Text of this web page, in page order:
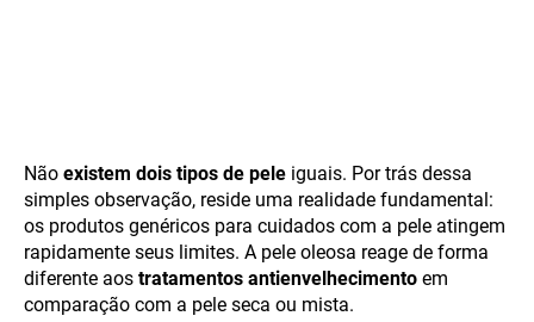
Não existem dois tipos de pele iguais. Por trás dessa
simples observação, reside uma realidade fundamental:
os produtos genéricos para cuidados com a pele atingem
rapidamente seus limites. A pele oleosa reage de forma
diferente aos tratamentos antienvelhecimento em
comparação com a pele seca ou mista.